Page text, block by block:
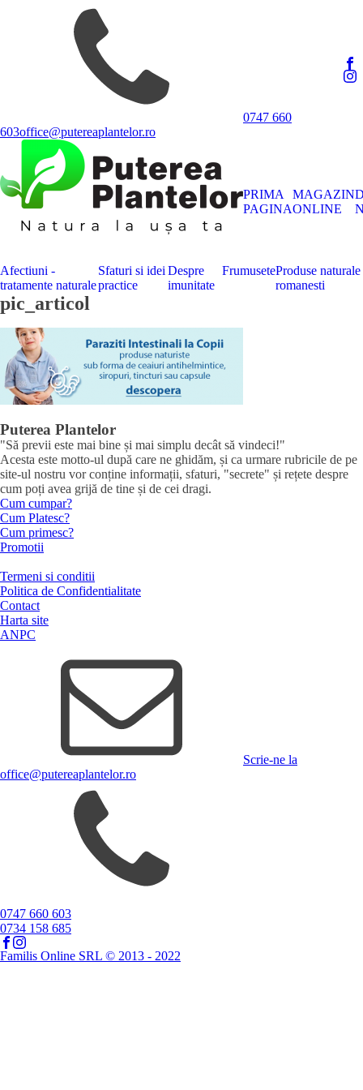
0747 660
603office@putereaplantelor.ro
PRIMA
PAGINA
MAGAZIN
ONLINE
Afectiuni -
tratamente naturale
Sfaturi si idei
practice
Despre
imunitate
FrumuseteProduse naturale
romanesti
pic_articol
Puterea Plantelor
"Să previi este mai bine și mai simplu decât să vindeci!"
Acesta este motto-ul după care ne ghidăm, și ca urmare rubricile de pe
site-ul nostru vor conține informații, sfaturi, "secrete" și rețete despre
cum poți avea grijă de tine și de cei dragi.
Cum cumpar?
Cum Platesc?
Cum primesc?
Promotii
Termeni si conditii
Politica de Confidentialitate
Contact
Harta site
ANPC
Scrie-ne la
office@putereaplantelor.ro
0747 660 603
0734 158 685
Familis Online SRL © 2013 - 2022